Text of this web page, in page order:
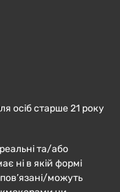
осіб старше 21 року
та/або
ні в якій формі
можуть